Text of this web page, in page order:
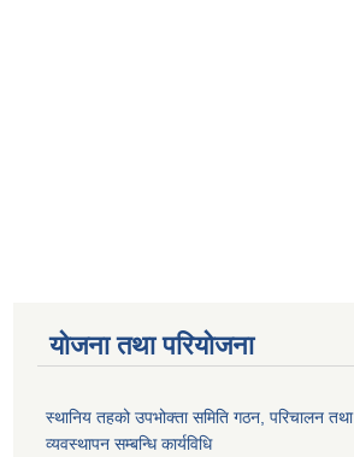
योजना तथा परियोजना
स्थानिय तहको उपभोक्ता समिति गठन, परिचालन तथा
व्यवस्थापन सम्बन्धि कार्यविधि